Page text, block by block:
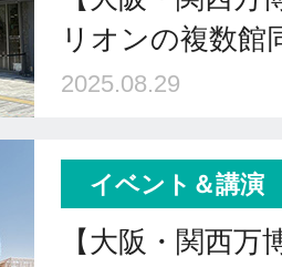
リオンの複数
2025.08.29
イベント＆講演
【大阪・関西